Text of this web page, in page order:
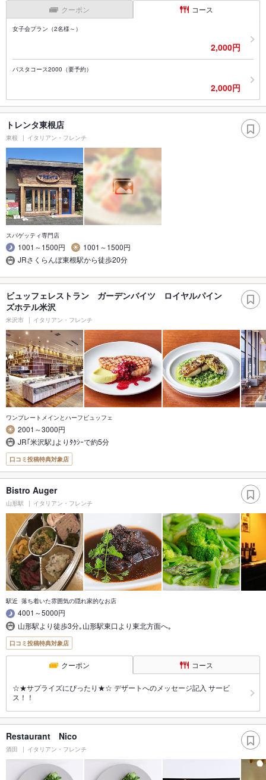
クーポン コース
女子会プラン（2名様～）
2,000円
パスタコース2000（要予約）
2,000円
トレンタ東根店
東根 イタリアン・フレンチ
スパゲッティ専門店
1001～1500円
1001～1500円
JRさくらんぼ東根駅から徒歩20分
ビュッフェレストラン ガーデンバイツ ロイヤルパイン
ズホテル米沢
米沢市 イタリアン・フレンチ
ワンプレートメインとハーフビュッフェ
2001～3000円
JR｢米沢駅｣よりﾀｸｼｰで約5分
口コミ投稿特典対象店
Bistro Auger
山形駅 イタリアン・フレンチ
駅近 落ち着いた雰囲気の隠れ家的なお店
4001～5000円
山形駅より徒歩3分｡山形駅東口より東北方面へ｡
口コミ投稿特典対象店
クーポン コース
☆★サプライズにぴったり★☆ デザートへのメッセージ記入 サービ
ス！！
Restaurant Nico
酒田 イタリアン・フレンチ